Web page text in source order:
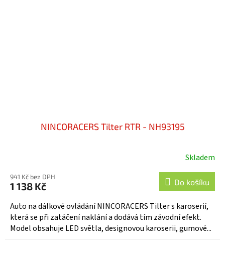
NINCORACERS Tilter RTR - NH93195
Skladem
941 Kč bez DPH
1 138 Kč Do košíku
Auto na dálkové ovládání NINCORACERS Tilter s karoserií,
která se při zatáčení naklání a dodává tím závodní efekt.
Model obsahuje LED světla, designovou karoserii, gumové...